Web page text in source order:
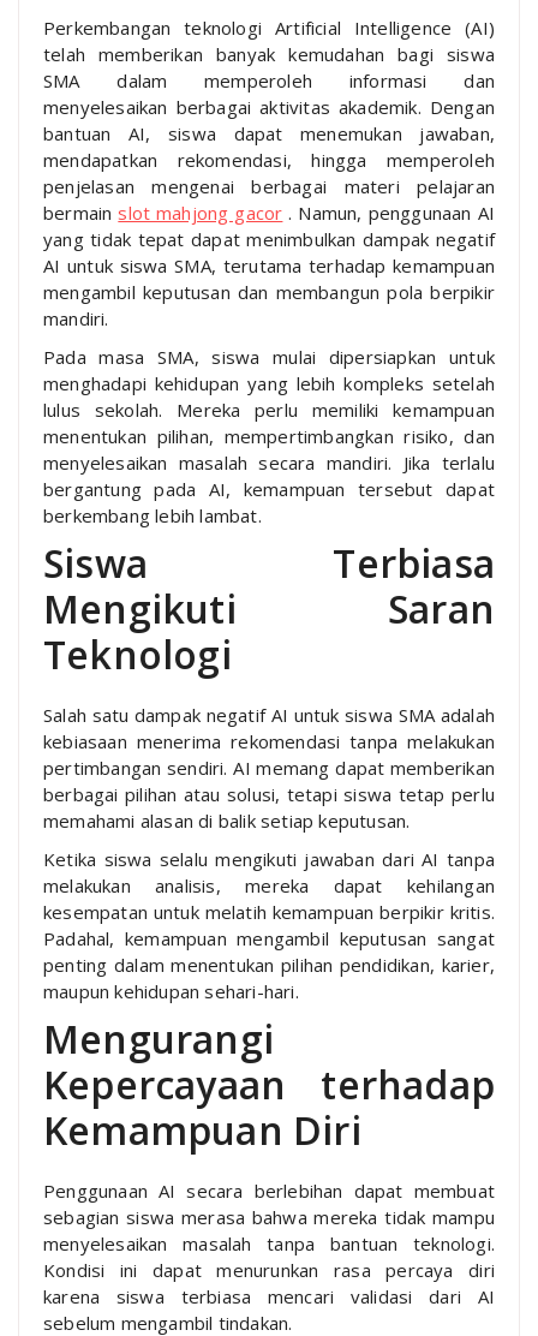
Perkembangan teknologi Artificial Intelligence (AI)
telah memberikan banyak kemudahan bagi siswa
SMA dalam memperoleh informasi dan
menyelesaikan berbagai aktivitas akademik. Dengan
bantuan AI, siswa dapat menemukan jawaban,
mendapatkan rekomendasi, hingga memperoleh
penjelasan mengenai berbagai materi pelajaran
bermain slot mahjong gacor . Namun, penggunaan AI
yang tidak tepat dapat menimbulkan dampak negatif
AI untuk siswa SMA, terutama terhadap kemampuan
mengambil keputusan dan membangun pola berpikir
mandiri.
Pada masa SMA, siswa mulai dipersiapkan untuk
menghadapi kehidupan yang lebih kompleks setelah
lulus sekolah. Mereka perlu memiliki kemampuan
menentukan pilihan, mempertimbangkan risiko, dan
menyelesaikan masalah secara mandiri. Jika terlalu
bergantung pada AI, kemampuan tersebut dapat
berkembang lebih lambat.
Siswa Terbiasa
Mengikuti Saran
Teknologi
Salah satu dampak negatif AI untuk siswa SMA adalah
kebiasaan menerima rekomendasi tanpa melakukan
pertimbangan sendiri. AI memang dapat memberikan
berbagai pilihan atau solusi, tetapi siswa tetap perlu
memahami alasan di balik setiap keputusan.
Ketika siswa selalu mengikuti jawaban dari AI tanpa
melakukan analisis, mereka dapat kehilangan
kesempatan untuk melatih kemampuan berpikir kritis.
Padahal, kemampuan mengambil keputusan sangat
penting dalam menentukan pilihan pendidikan, karier,
maupun kehidupan sehari-hari.
Mengurangi
Kepercayaan terhadap
Kemampuan Diri
Penggunaan AI secara berlebihan dapat membuat
sebagian siswa merasa bahwa mereka tidak mampu
menyelesaikan masalah tanpa bantuan teknologi.
Kondisi ini dapat menurunkan rasa percaya diri
karena siswa terbiasa mencari validasi dari AI
sebelum mengambil tindakan.